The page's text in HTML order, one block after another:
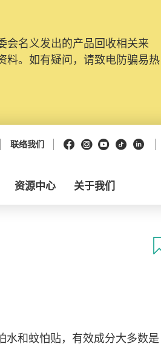
会名义发出的产品回收相关来
料。如有疑问，请致电防骗易热
联络我们 Facebook
Instagram
Youtube
抖音领英
资源中心 关于我们
水和蚊怕贴，有效成分大多数是